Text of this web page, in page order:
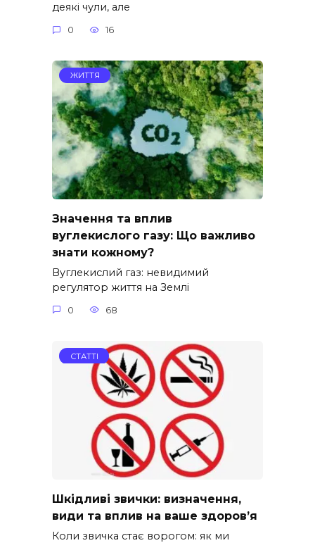
деякі чули, але
0 16
ЖИТТЯ
Значення та вплив
вуглекислого газу: Що важливо
знати кожному?
Вуглекислий газ: невидимий
регулятор життя на Землі
0 68
СТАТТІ
Шкідливі звички: визначення,
види та вплив на ваше здоров’я
Коли звичка стає ворогом: як ми